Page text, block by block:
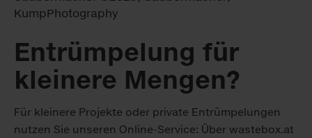
Entrümpelung für
kleinere Mengen?
Für kleinere Projekte oder private Entrümpelungen
nutzen Sie unseren Online-Service: Über wastebox.at